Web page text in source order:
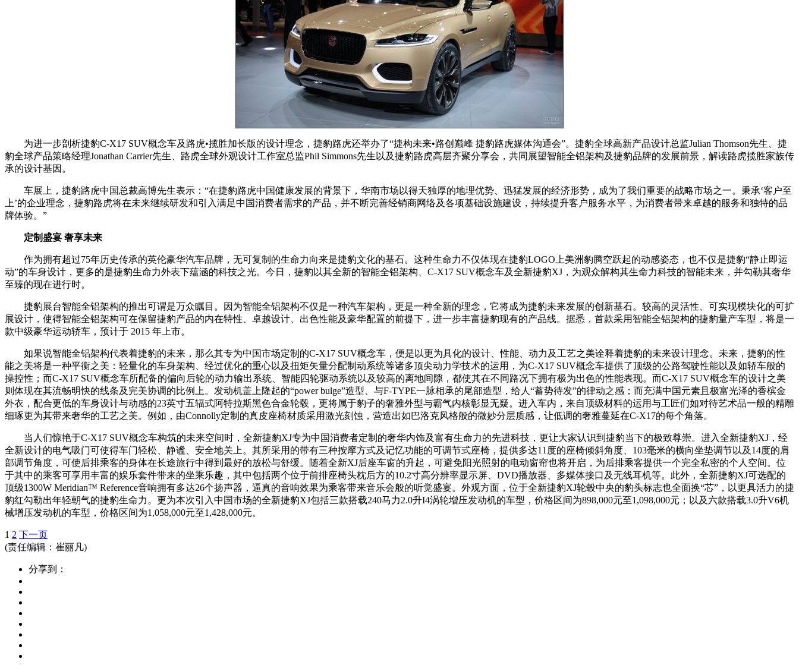
为进一步剖析捷豹C-X17 SUV概念车及路虎•揽胜加长版的设计理念，捷豹路虎还举办了“捷构未来•路创巅峰 捷豹路虎媒体沟通会”。捷豹全球高新产品设计总监Julian Thomson先生、捷
豹全球产品策略经理Jonathan Carrier先生、路虎全球外观设计工作室总监Phil Simmons先生以及捷豹路虎高层齐聚分享会，共同展望智能全铝架构及捷豹品牌的发展前景，解读路虎揽胜家族传
承的设计基因。
车展上，捷豹路虎中国总裁高博先生表示：“在捷豹路虎中国健康发展的背景下，华南市场以得天独厚的地理优势、迅猛发展的经济形势，成为了我们重要的战略市场之一。秉承‘客户至
上’的企业理念，捷豹路虎将在未来继续研发和引入满足中国消费者需求的产品，并不断完善经销商网络及各项基础设施建设，持续提升客户服务水平，为消费者带来卓越的服务和独特的品
牌体验。”
定制盛宴 奢享未来
作为拥有超过75年历史传承的英伦豪华汽车品牌，无可复制的生命力向来是捷豹文化的基石。这种生命力不仅体现在捷豹LOGO上美洲豹腾空跃起的动感姿态，也不仅是捷豹“静止即运
动”的车身设计，更多的是捷豹生命力外表下蕴涵的科技之光。今日，捷豹以其全新的智能全铝架构、C-X17 SUV概念车及全新捷豹XJ，为观众解构其生命力科技的智能未来，并勾勒其奢华
至臻的现在进行时。
捷豹展台智能全铝架构的推出可谓是万众瞩目。因为智能全铝架构不仅是一种汽车架构，更是一种全新的理念，它将成为捷豹未来发展的创新基石。较高的灵活性、可实现模块化的可扩
展设计，使得智能全铝架构可在保留捷豹产品的内在特性、卓越设计、出色性能及豪华配置的前提下，进一步丰富捷豹现有的产品线。据悉，首款采用智能全铝架构的捷豹量产车型，将是一
款中级豪华运动轿车，预计于 2015 年上市。
如果说智能全铝架构代表着捷豹的未来，那么其专为中国市场定制的C-X17 SUV概念车，便是以更为具化的设计、性能、动力及工艺之美诠释着捷豹的未来设计理念。未来，捷豹的性
能之美将是一种平衡之美：轻量化的车身架构、经过优化的重心以及扭矩矢量分配制动系统等诸多顶尖动力学技术的运用，为C-X17 SUV概念车提供了顶级的公路驾驶性能以及如轿车般的
操控性；而C-X17 SUV概念车所配备的偏向后轮的动力输出系统、智能四轮驱动系统以及较高的离地间隙，都使其在不同路况下拥有极为出色的性能表现。而C-X17 SUV概念车的设计之美
则体现在其流畅明快的线条及完美协调的比例上。发动机盖上隆起的“power bulge”造型、与F-TYPE一脉相承的尾部造型，给人“蓄势待发”的律动之感；而充满中国元素且极富光泽的香槟金
外衣，配合更低的车身设计与动感的23英寸五辐式阿特拉斯黑色合金轮毂，更将属于豹子的奢雅外型与霸气内核彰显无疑。进入车内，来自顶级材料的运用与工匠们如对待艺术品一般的精雕
细琢更为其带来奢华的工艺之美。例如，由Connolly定制的真皮座椅材质采用激光刻蚀，营造出如巴洛克风格般的微妙分层质感，让低调的奢雅蔓延在C-X17的每个角落。
当人们惊艳于C-X17 SUV概念车构筑的未来空间时，全新捷豹XJ专为中国消费者定制的奢华内饰及富有生命力的先进科技，更让大家认识到捷豹当下的极致尊崇。进入全新捷豹XJ，经
全新设计的电气吸门可使得车门轻松、静谧、安全地关上。其所采用的带有三种按摩方式及记忆功能的可调节式座椅，提供多达11度的座椅倾斜角度、103毫米的横向坐垫调节以及14度的肩
部调节角度，可使后排乘客的身体在长途旅行中得到最好的放松与舒缓。随着全新XJ后座车窗的升起，可避免阳光照射的电动窗帘也将开启，为后排乘客提供一个完全私密的个人空间。位
于其中的乘客可享用丰富的娱乐套件带来的坐乘乐趣，其中包括两个位于前排座椅头枕后方的10.2寸高分辨率显示屏、DVD播放器、多媒体接口及无线耳机等。此外，全新捷豹XJ可选配的
顶级1300W Meridian™ Reference音响拥有多达26个扬声器，逼真的音响效果为乘客带来音乐会般的听觉盛宴。外观方面，位于全新捷豹XJ轮毂中央的豹头标志也全面换“芯”，以更具活力的捷
豹红勾勒出年轻朝气的捷豹生命力。更为本次引入中国市场的全新捷豹XJ包括三款搭载240马力2.0升I4涡轮增压发动机的车型，价格区间为898,000元至1,098,000元；以及六款搭载3.0升V6机
械增压发动机的车型，价格区间为1,058,000元至1,428,000元。
1 2 下一页
(责任编辑：崔丽凡)
分享到：